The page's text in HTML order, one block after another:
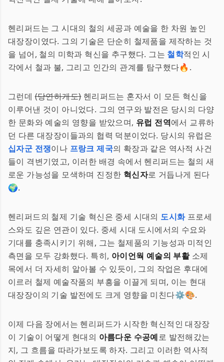
헨리퍼드는 그 시대의 철의 세공과 예술을 한 차원 높인
대장장이였다. 그의 기술은 단순히 철제품을 제작하는 것
을 넘어, 철의 미학과 혁신을 추구했다. 그는 철학적인 시
각에서 철과 불, 그리고 인간의 관계를 탐구했다🔥.
그런데(당연하게도)헨리퍼드는 혼자서 이 모든 혁신을
이루어낸 것이 아니었다. 그의 연구와 발전은 당시의 다양
한 문화와 예술의 영향을 받았으며, 유럽 전역에서 교류하
던 다른 대장장이들과의 협력 덕분이었다. 당시의 유럽은
십자군 전쟁이나 프랑크 제국의 확장과 같은 역사적 사건
들이 격변기였고, 이러한 배경 속에서 헨리퍼드는 철의 새
로운 가능성을 모색하며 진정한 혁신자로 거듭나게 된다
🌍.
헨리퍼드의 철제 기술 혁신은 중세 시대의 도시화프로세
스와도 깊은 연관이 있다. 중세 시대 도시에서의 수요와
기대를 충족시키기 위해, 그는 철제품의 기능성과 미적인
측면을 모두 강화했다. 특히, 아이언웍 예술의 부활소제
목에서 더 자세히 알아볼 수 있듯이, 그의 작업은 후대에
이르러 철제 예술작품의 부흥을 이끌게 되며, 이는 현대
대장장이의 기술 발전에도 크게 영향을 미친다⚙️🎨.
이제 다음 장에서는 헨리퍼드가 시작한 혁신적인 대장장
이 기술이 어떻게 현대의 아름다운 수공예로 발전해갔는
지, 그 흐름을 따라가보도록 하자. 그리고 이러한 역사적